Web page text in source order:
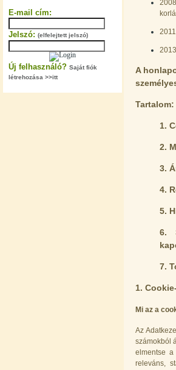
E-mail cím:
Jelszó: (elfelejtett jelszó)
Új felhasználó? Saját fiók
létrehozása >>itt
A
Tartalom:
1.
2.
3.
4.
5.
6.
7.
1.
Mi az a
Az
számokból
elmentse a
releváns,